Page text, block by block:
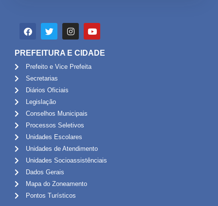
PREFEITURA E CIDADE
Prefeito e Vice Prefeita
Secretarias
Diários Oficiais
Legislação
Conselhos Municipais
Processos Seletivos
Unidades Escolares
Unidades de Atendimento
Unidades Socioassistênciais
Dados Gerais
Mapa do Zoneamento
Pontos Turísticos